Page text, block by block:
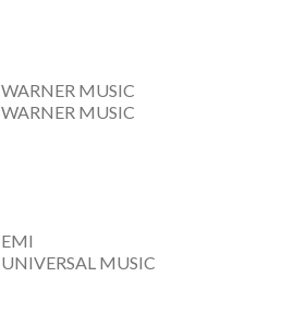
WARNER MUSIC
WARNER MUSIC
EMI
UNIVERSAL MUSIC